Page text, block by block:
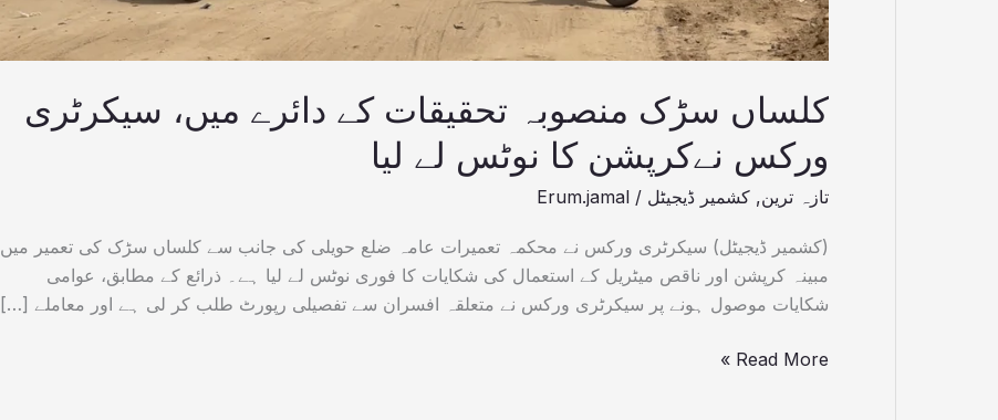
کلساں سڑک منصوبہ تحقیقات کے دائرے میں، سیکرٹری
ورکس نےکرپشن کا نوٹس لے لیا
تازہ ترین, کشمیر ڈیجیٹل /
Erum.jamal
(کشمیر ڈیجیٹل) سیکرٹری ورکس نے محکمہ تعمیرات عامہ ضلع حویلی کی جانب سے کلساں سڑک کی تعمیر میں
مبینہ کرپشن اور ناقص میٹریل کے استعمال کی شکایات کا فوری نوٹس لے لیا ہے۔ ذرائع کے مطابق، عوامی
شکایات موصول ہونے پر سیکرٹری ورکس نے متعلقہ افسران سے تفصیلی رپورٹ طلب کر لی ہے اور معاملے […]
Read More »